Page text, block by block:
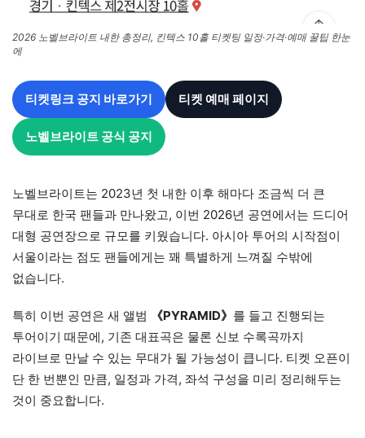
2026 노벨브라이트 내한 총정리, 킨텍스 10홀 티켓팅 일정·가격·예매 꿀팁 한눈
에
티켓링크 공지 바로가기 티켓 예매 페이지
노벨브라이트 공식 공지
노벨브라이트는 2023년 첫 내한 이후 해마다 조금씩 더 큰
무대로 한국 팬들과 만나왔고, 이번 2026년 공연에서는 드디어
대형 공연장으로 규모를 키웠습니다. 아시아 투어의 시작점이
서울이라는 점도 팬들에게는 꽤 특별하게 느껴질 수밖에
없습니다.
특히 이번 공연은 새 앨범 《PYRAMID》 를 들고 진행되는
투어이기 때문에, 기존 대표곡은 물론 신보 수록곡까지
라이브로 만날 수 있는 무대가 될 가능성이 큽니다. 티켓 오픈이
단 한 번뿐인 만큼, 일정과 가격, 좌석 구성을 미리 정리해두는
것이 중요합니다.